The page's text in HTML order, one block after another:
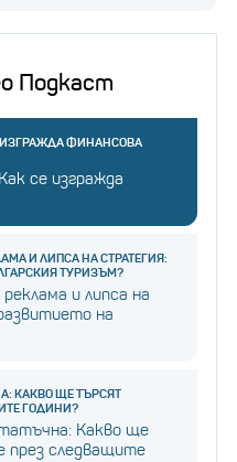
Подкаст
ИЗГРАЖДА ФИНАНСОВА
се изгражда
И ЛИПСА НА СТРАТЕГИЯ:
ТУРИЗЪМ?
и липса на
на
КАКВО ЩЕ ТЪРСЯТ
ГОДИНИ?
Какво ще
следващите